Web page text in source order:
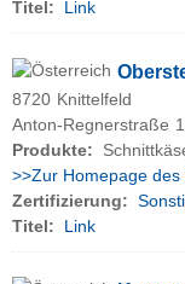
Titel:
Link
8720 Knittelfeld
Anton-Regnerstraße
Produkte:
>>Zur Homepage des
Zertifizierung:
Titel:
Link